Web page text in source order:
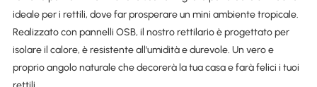
ideale per i rettili, dove far prosperare un mini ambiente tropicale.
Realizzato con pannelli OSB, il nostro rettilario è progettato per
isolare il calore, è resistente all'umidità e durevole. Un vero e
proprio angolo naturale che decorerà la tua casa e farà felici i tuoi